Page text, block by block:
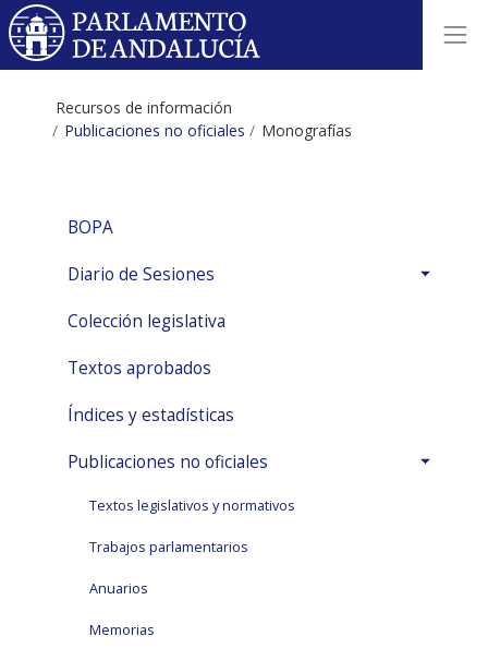
Recursos de información
Publicaciones no oficiales
Monografías
BOPA
Diario de Sesiones
Colección legislativa
Textos aprobados
Índices y estadísticas
Publicaciones no oficiales
Textos legislativos y normativos
Trabajos parlamentarios
Anuarios
Memorias